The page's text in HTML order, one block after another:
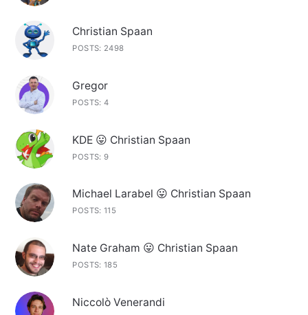
Christian Spaan
POSTS: 2498
Gregor
POSTS: 4
KDE 😛 Christian Spaan
POSTS: 9
Michael Larabel 😛 Christian Spaan
POSTS: 115
Nate Graham 😛 Christian Spaan
POSTS: 185
Niccolò Venerandi